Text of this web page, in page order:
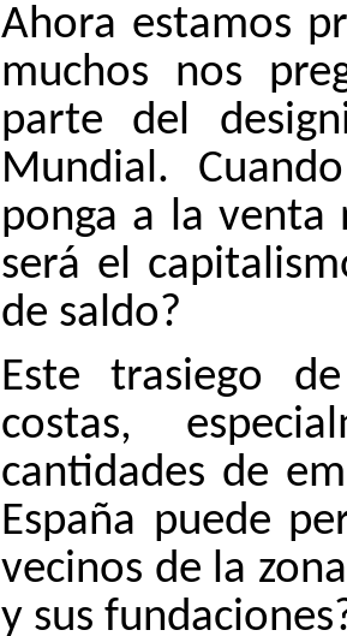
Ahora estamos
muchos nos
parte del
Mundial.
ponga a la
será el
de saldo?
Este trasiego
costas,
cantidades de
España puede
vecinos de la
y sus